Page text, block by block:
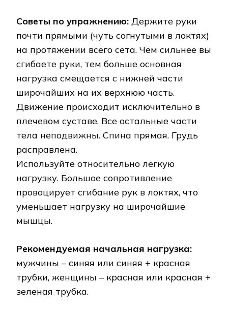
Советы по упражнению: Держите руки
почти прямыми (чуть согнутыми в локтях)
на протяжении всего сета. Чем сильнее вы
сгибаете руки, тем больше основная
нагрузка смещается с нижней части
широчайших на их верхнюю часть.
Движение происходит исключительно в
плечевом суставе. Все остальные части
тела неподвижны. Спина прямая. Грудь
расправлена.
Используйте относительно легкую
нагрузку. Большое сопротивление
провоцирует сгибание рук в локтях, что
уменьшает нагрузку на широчайшие
мышцы.
Рекомендуемая начальная нагрузка:
мужчины – синяя или синяя + красная
трубки, женщины – красная или красная +
зеленая трубка.